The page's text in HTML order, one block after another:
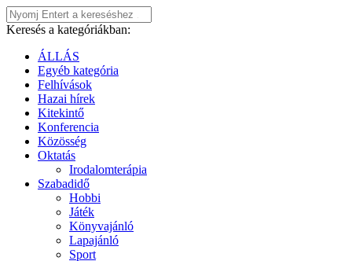
Keresés a kategóriákban:
ÁLLÁS
Egyéb kategória
Felhívások
Hazai hírek
Kitekintő
Konferencia
Közösség
Oktatás
Irodalomterápia
Szabadidő
Hobbi
Játék
Könyvajánló
Lapajánló
Sport